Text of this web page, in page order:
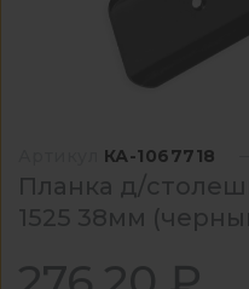
КА-1067718
Планка д/
1525 38мм